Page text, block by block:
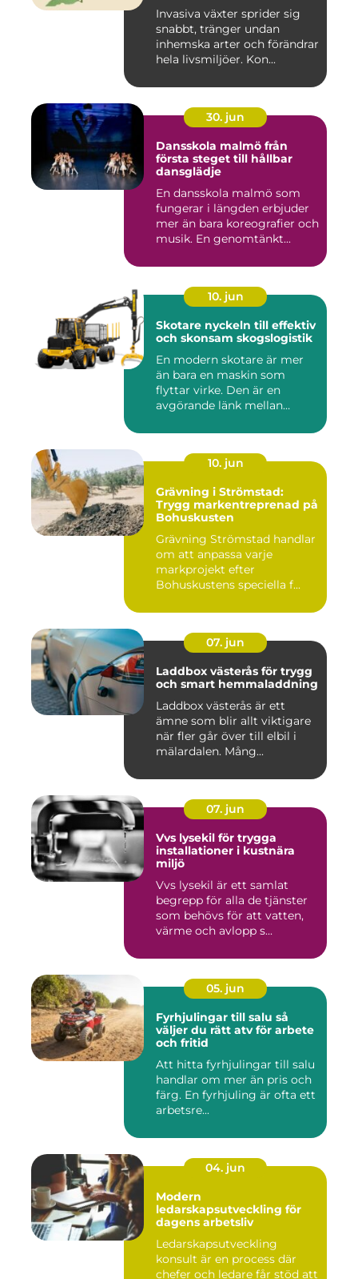
Invasiva växter sprider sig
snabbt, tränger undan
inhemska arter och förändrar
hela livsmiljöer. Kon...
30. jun
Dansskola malmö från
första steget till hållbar
dansglädje
En dansskola malmö som
fungerar i längden erbjuder
mer än bara koreografier och
musik. En genomtänkt...
10. jun
Skotare nyckeln till effektiv
och skonsam skogslogistik
En modern skotare är mer
än bara en maskin som
flyttar virke. Den är en
avgörande länk mellan
10. jun
Grävning i Strömstad:
Trygg markentreprenad på
Bohuskusten
Grävning Strömstad handlar
om att anpassa varje
markprojekt efter
Bohuskustens speciella f...
07. jun
Laddbox västerås för trygg
och smart hemmaladdning
Laddbox västerås är ett
ämne som blir allt viktigare
när fler går över till elbil i
mälardalen. Mång...
07. jun
Vvs lysekil för trygga
installationer i kustnära
miljö
Vvs lysekil är ett samlat
begrepp för alla de tjänster
som behövs för att vatten,
värme och avlopp s...
05. jun
Fyrhjulingar till salu så
väljer du rätt atv för arbete
och fritid
Att hitta fyrhjulingar till salu
handlar om mer än pris och
färg. En fyrhjuling är ofta ett
arbetsre...
04. jun
Modern
ledarskapsutveckling för
dagens arbetsliv
Ledarskapsutveckling
konsult är en process där
chefer och ledare får stöd att